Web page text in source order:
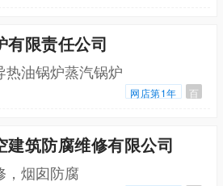
有限责任公司
油锅炉蒸汽锅炉
网店第1年 百
建筑防腐维修有限公司
，烟囱防腐